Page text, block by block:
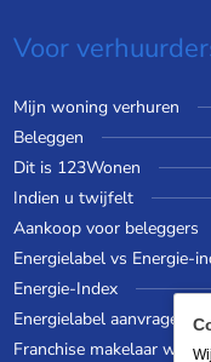
Voor
Mijn woning verhuren
Beleggen
Dit is 123Wonen
Indien u twijfelt
Aankoop voor beleggers
Energielabel vs Energie-
Energie-Index
Energielabel aanvragen
Franchise makelaar